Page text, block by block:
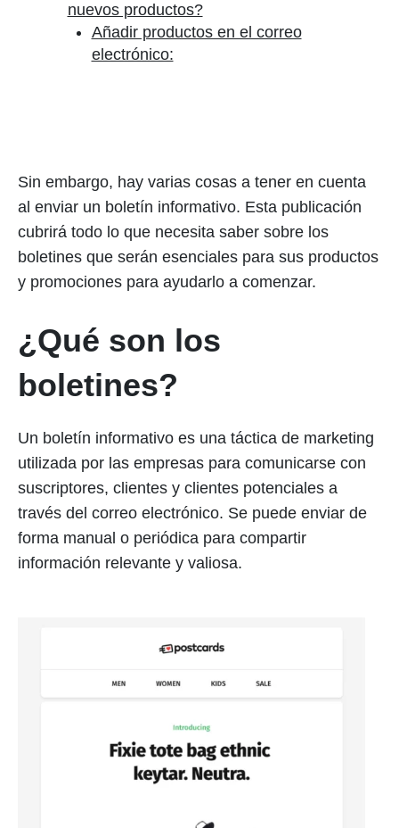
nuevos productos?
Añadir productos en el correo
electrónico:
Sin embargo, hay varias cosas a tener en cuenta
al enviar un boletín informativo. Esta publicación
cubrirá todo lo que necesita saber sobre los
boletines que serán esenciales para sus productos
y promociones para ayudarlo a comenzar.
¿Qué son los
boletines?
Un boletín informativo es una táctica de marketing
utilizada por las empresas para comunicarse con
suscriptores, clientes y clientes potenciales a
través del correo electrónico. Se puede enviar de
forma manual o periódica para compartir
información relevante y valiosa.